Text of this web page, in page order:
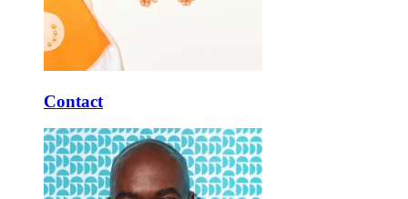
Contact